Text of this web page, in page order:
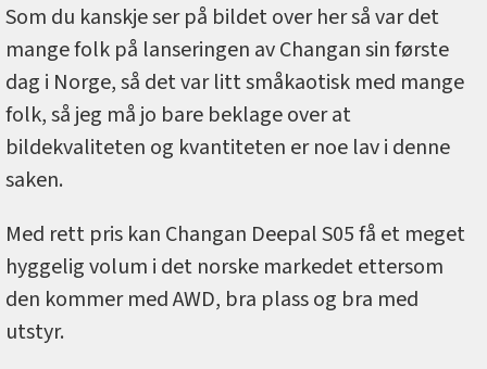
Som du kanskje ser på bildet over her så var det
mange folk på lanseringen av Changan sin første
dag i Norge, så det var litt småkaotisk med mange
folk, så jeg må jo bare beklage over at
bildekvaliteten og kvantiteten er noe lav i denne
saken.
Med rett pris kan Changan Deepal S05 få et meget
hyggelig volum i det norske markedet ettersom
den kommer med AWD, bra plass og bra med
utstyr.